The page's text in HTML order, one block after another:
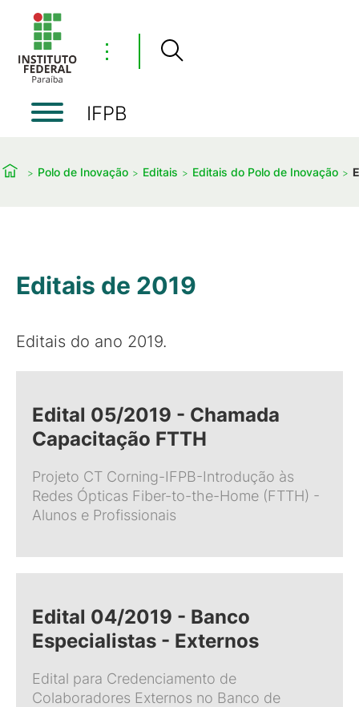
⋮
IFPB
Polo de Inovação Editais Editais do Polo de Inovação
Editais de 2019
Editais do ano 2019.
Edital 05/2019 - Chamada
Capacitação FTTH
Projeto CT Corning-IFPB-Introdução às
Redes Ópticas Fiber-to-the-Home (FTTH) -
Alunos e Profissionais
Edital 04/2019 - Banco
Especialistas - Externos
Edital para Credenciamento de
Colaboradores Externos no Banco de